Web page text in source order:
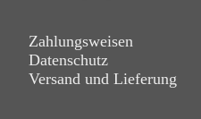
Zahlungsweisen
Datenschutz
Versand und Lieferung